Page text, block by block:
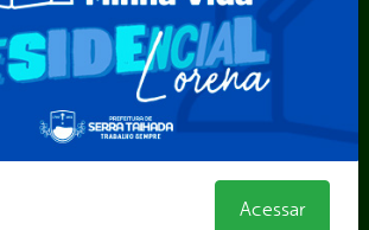
Acessar